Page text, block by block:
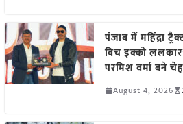
पंजाब में महिंद्रा
विच इक्को
परमिश वर्मा बने
August 4, 2026